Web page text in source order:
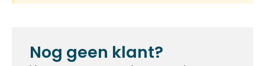
Nog geen klant?